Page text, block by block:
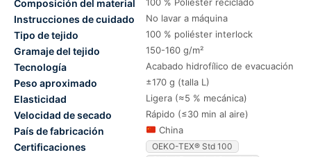
Composición del material
Instrucciones de cuidado No lavar a máquina
Tipo de tejido 100 % poliéster interlock
Gramaje del tejido 150-160 g/m²
Tecnología Acabado hidrofílico de evacuación
Peso aproximado ±170 g (talla L)
Elasticidad Ligera (≈5 % mecánica)
Velocidad de secado Rápido (≤30 min al aire)
País de fabricación China
Certificaciones
OEKO-TEX® Std 100